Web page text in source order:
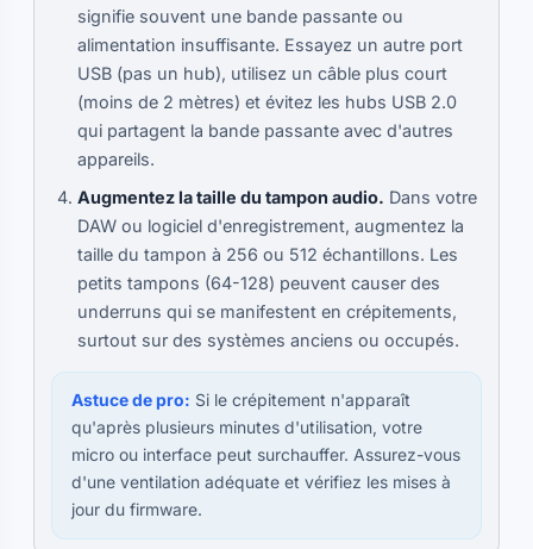
signifie souvent une bande passante ou
alimentation insuffisante. Essayez un autre port
USB (pas un hub), utilisez un câble plus court
(moins de 2 mètres) et évitez les hubs USB 2.0
qui partagent la bande passante avec d'autres
appareils.
Augmentez la taille du tampon audio. Dans votre
DAW ou logiciel d'enregistrement, augmentez la
taille du tampon à 256 ou 512 échantillons. Les
petits tampons (64-128) peuvent causer des
underruns qui se manifestent en crépitements,
surtout sur des systèmes anciens ou occupés.
Astuce de pro: Si le crépitement n'apparaît
qu'après plusieurs minutes d'utilisation, votre
micro ou interface peut surchauffer. Assurez-vous
d'une ventilation adéquate et vérifiez les mises à
jour du firmware.